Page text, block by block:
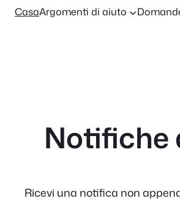
CasaArgomenti di aiuto
Notifiche
Ricevi una notifica non